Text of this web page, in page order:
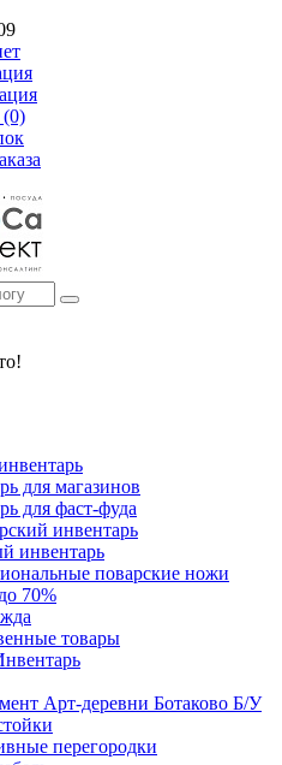
для магазинов
для фаст-фуда
инвентарь
инвентарь
поварские ножи
70%
товары
Арт-деревни Ботаково Б/У
перегородки